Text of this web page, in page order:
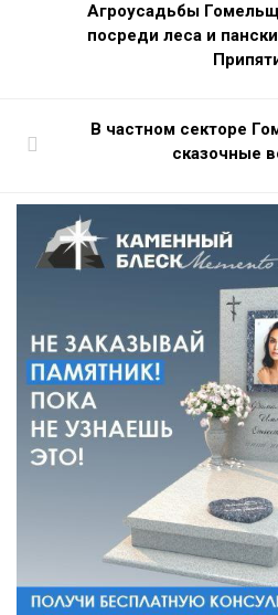
Агроусадьбы
посреди леса и
В частном секторе
сказочные